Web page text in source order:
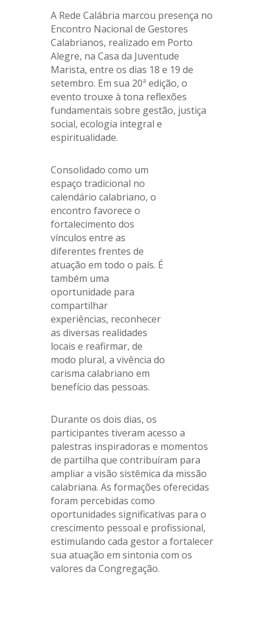
A Rede Calábria marcou presença no
Encontro Nacional de Gestores
Calabrianos, realizado em Porto
Alegre, na Casa da Juventude
Marista, entre os dias 18 e 19 de
setembro. Em sua 20ª edição, o
evento trouxe à tona reflexões
fundamentais sobre gestão, justiça
social, ecologia integral e
espiritualidade.
Consolidado como um
espaço tradicional no
calendário calabriano, o
encontro favorece o
fortalecimento dos
vínculos entre as
diferentes frentes de
atuação em todo o país. É
também uma
oportunidade para
compartilhar
experiências, reconhecer
as diversas realidades
locais e reafirmar, de
modo plural, a vivência do
carisma calabriano em
benefício das pessoas.
Durante os dois dias, os
participantes tiveram acesso a
palestras inspiradoras e momentos
de partilha que contribuíram para
ampliar a visão sistêmica da missão
calabriana. As formações oferecidas
foram percebidas como
oportunidades significativas para o
crescimento pessoal e profissional,
estimulando cada gestor a fortalecer
sua atuação em sintonia com os
valores da Congregação.